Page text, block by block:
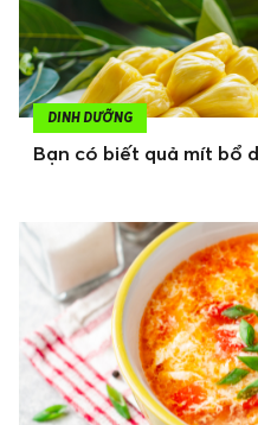
DINH DƯỠNG
Bạn có biết quả mít bổ